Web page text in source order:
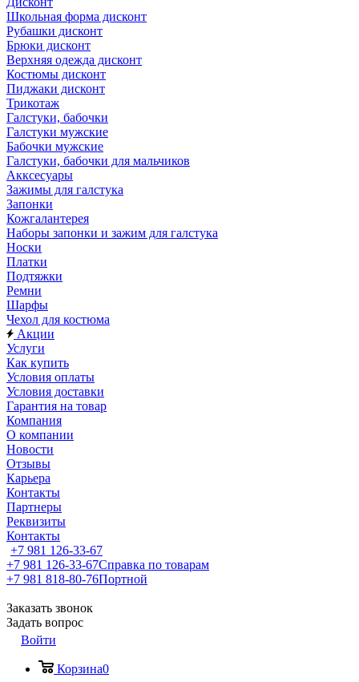
Школьная форма дисконт
Рубашки дисконт
Брюки дисконт
Верхняя одежда дисконт
Костюмы дисконт
Пиджаки дисконт
Трикотаж
Галстуки, бабочки
Галстуки мужские
Бабочки мужские
Галстуки, бабочки для мальчиков
Акксесуары
Зажимы для галстука
Запонки
Кожгалантерея
Наборы запонки и зажим для галстука
Носки
Платки
Подтяжки
Ремни
Шарфы
Чехол для костюма
Акции
Услуги
Как купить
Условия оплаты
Условия доставки
Гарантия на товар
Компания
О компании
Новости
Отзывы
Карьера
Контакты
Партнеры
Реквизиты
Контакты
+7 981 126-33-67
+7 981 126-33-67Справка по товарам
+7 981 818-80-76Портной
Заказать звонок
Задать вопрос
Войти
Корзина0